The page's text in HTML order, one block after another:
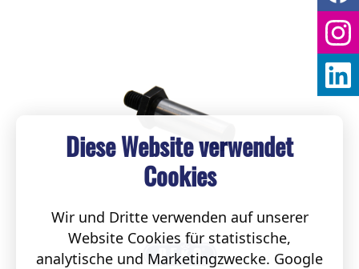
Diese Website verwendet
Cookies
Wir und Dritte verwenden auf unserer
Website Cookies für statistische,
analytische und Marketingzwecke. Google